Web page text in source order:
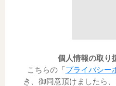
個人情報の取り
こちらの「 プライバシー
き、御同意頂けましたら